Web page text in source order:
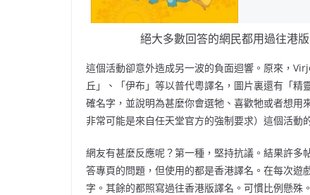
絕大多數回答的網民都用過往港
這個活動卻意外造成另一波的負面迴響。 原來，
丘」、「伊布」等以普代粵譯名，圖片裏還有「
確名字，並說明為甚麼你會選牠、喜歡牠或者想
非常可能是來自任天堂官方的強制要求） 這個活動
網友有甚麼反應呢？第一種，堅持抗議。結果許
答專頁的問題，但使用的都是香港譯名。在每次
字。其餘的都照寫過往香港版譯名。可慣比例懸殊。